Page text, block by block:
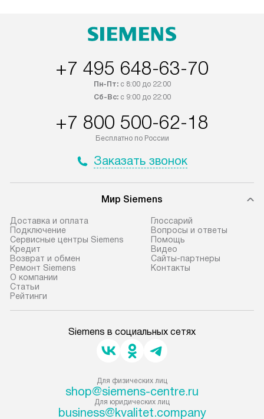
+7 495 648-63-70
Пн-Пт:с 8:00 до 22:00
Сб-Вс:с 9:00 до 22:00
+7 800 500-62-18
Бесплатно по России
Заказать звонок
Мир Siemens
Доставка и оплата
Подключение
Сервисные центры Siemens
Кредит
Возврат и обмен
Ремонт Siemens
О компании
Статьи
Рейтинги
Глоссарий
Вопросы и ответы
Помощь
Видео
Сайты-партнеры
Контакты
Siemens в социальных сетях
Для физических лиц
shop@siemens-centre.ru
Для юридических лиц
business@kvalitet.company